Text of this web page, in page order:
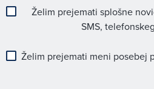
Želim prejemati splošne
SMS,
Želim prejemati meni posebej